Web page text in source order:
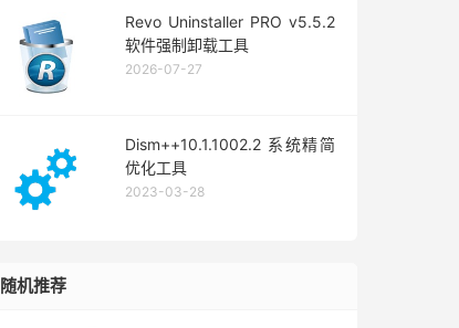
Revo Uninstaller PRO v5.5.2
软件强制卸载工具
2026-07-27
Dism++10.1.1002.2 系统精简
优化工具
2023-03-28
随机推荐